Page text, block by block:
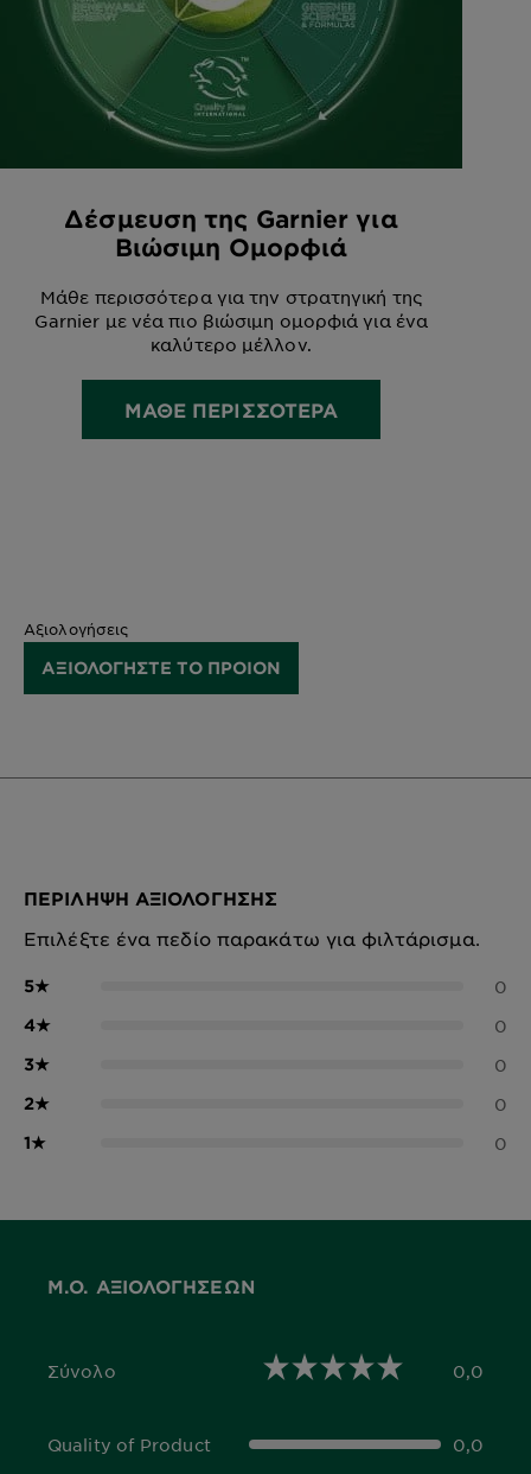
Δέσμευση της Garnier για
Βιώσιμη Ομορφιά
Μάθε περισσότερα για την στρατηγική της
Garnier με νέα πιο βιώσιμη ομορφιά για ένα
καλύτερο μέλλον.
ΜΑΘΕ ΠΕΡΙΣΣΟΤΕΡΑ
Αξιολογήσεις
ΑΞΙΟΛΟΓΗΣΤΕ ΤΟ ΠΡΟΙΟΝ
ΠΕΡΊΛΗΨΗ ΑΞΙΟΛΌΓΗΣΗΣ
Επιλέξτε ένα πεδίο παρακάτω για φιλτάρισμα.
5★ 0
4★ 0
3★ 0
2★ 0
1★ 0
Μ.Ο. ΑΞΙΟΛΟΓΉΣΕΩΝ
Σύνολο
0,0 out of 5 stars 0,0
Quality of Product
0,0 out of 5 stars 0,0